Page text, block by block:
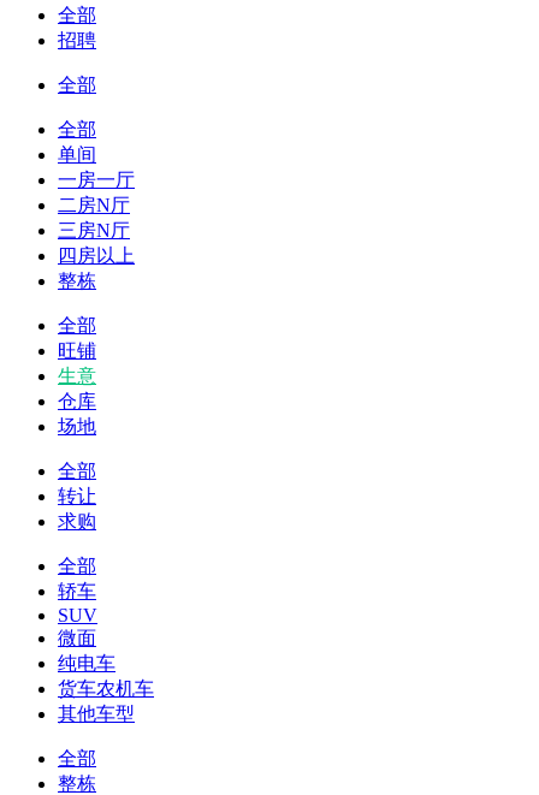
全部
招聘
全部
全部
单间
一房一厅
二房N厅
三房N厅
四房以上
整栋
全部
旺铺
生意
仓库
场地
全部
转让
求购
全部
轿车
SUV
微面
纯电车
货车农机车
其他车型
全部
整栋